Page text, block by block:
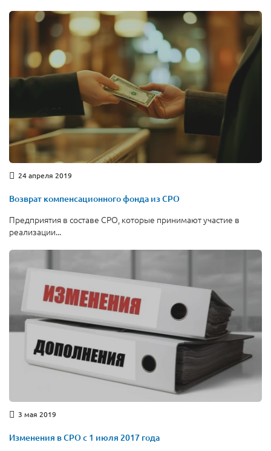
24 апреля 2019
Возврат компенсационного фонда из СРО
Предприятия в составе СРО, которые принимают участие в
реализации...
3 мая 2019
Изменения в СРО с 1 июля 2017 года